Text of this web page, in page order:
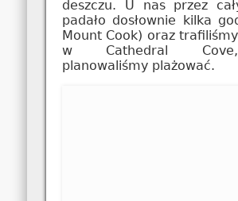
deszczu. U nas przez
padało dosłownie kilka
Mount Cook) oraz
w Cathedral
planowaliśmy plażować.